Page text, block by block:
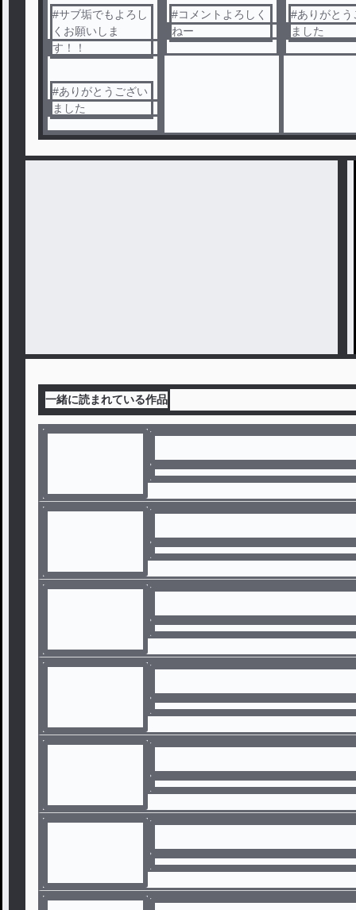
#サブ垢でもよろし
くお願いしま
す！！
#ありがとうござい
ました
#コメントよろしく
ねー
#ありがとう
ました
一緒に読まれている作品